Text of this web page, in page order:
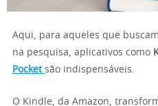
Aqui, para aqueles que
na pesquisa, aplicativos como
Pocket são indispensáveis.
O Kindle, da Amazon,